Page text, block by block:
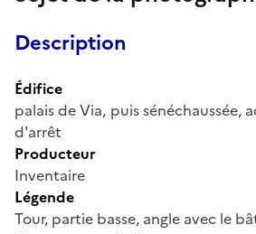
Description
Édifice
palais de Via, puis sénéchaussée,
d'arrêt
Producteur
Inventaire
Légende
Tour, partie basse, angle avec le